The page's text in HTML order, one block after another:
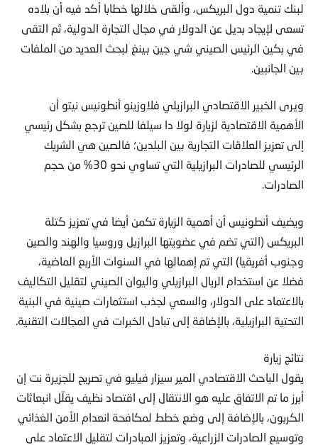
لبنك تنمية دول البريكس، وألقى خلالها خطابا أكد فيه أن بلاده
تسعى لإيجاد بديل عن الدولار في مجال التجارة الدولية، ثم التقى
في بكين الرئيس الصيني شي جين بينغ لبحث العديد من الملفات
بين الجانبين.
ويرى الخبير الاقتصادي البرازيلي فلاوزينو أنطونيس نيتو أن
الأهمية الاقتصادية لزيارة لولا دا سيلفا للصين ترجع بشكل رئيسي
إلى تعزيز العلاقات التجارية بين البلدين؛ فالصين هي الشريك
الرئيسي للصادرات البرازيلية التي تساوي نحو 30% من حجم
الصادرات.
ويضيف أنطونيس أن أهمية الزيارة تكمن أيضا في تعزيز كتلة
البريكس (التي تضم في عضويتها البرازيل وروسيا والهند والصين
وجنوب أفريقيا) التي تم إهمالها في السنوات الأربع الماضية،
فضلا عن استخدام الريال البرازيلي واليوان الصيني لتقليل التكاليف
بالاعتماد على الدولار، والسعي لجذب استثمارات صينية في البنية
التحتية البرازيلية، بالإضافة إلى تبادل الخبرات في المجالات التقنية.
نتائج زيارة
يقول الباحث الاقتصادي المير سيزار فيليو في تصريح للجزيرة نت إن
أبرز ما تم الاتفاق عليه هو الانتقال إلى اقتصاد نظيف يقلّل انبعاثات
الكربون، بالإضافة إلى وضع خطط لمكافحة انعدام الأمن الغذائي
وتوسيع الصادرات الزراعية، وتعزيز المبادرات لتقليل الاعتماد على